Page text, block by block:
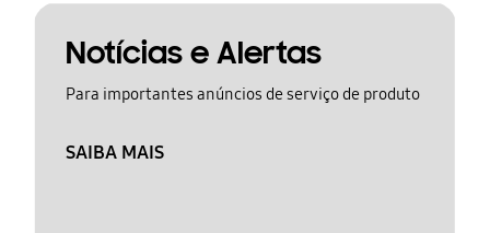
Notícias e Alertas
Para importantes anúncios de serviço de produto
SAIBA MAIS